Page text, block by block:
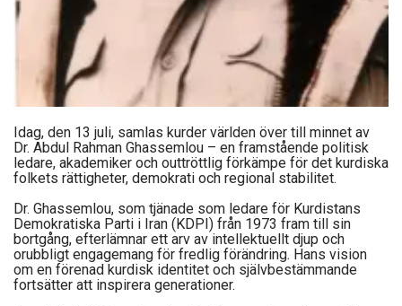
Idag, den 13 juli, samlas kurder världen över till minnet av
Dr. Abdul Rahman Ghassemlou – en framstående politisk
ledare, akademiker och outtröttlig förkämpe för det kurdiska
folkets rättigheter, demokrati och regional stabilitet.
Dr. Ghassemlou, som tjänade som ledare för Kurdistans
Demokratiska Parti i Iran (KDPI) från 1973 fram till sin
bortgång, efterlämnar ett arv av intellektuellt djup och
orubbligt engagemang för fredlig förändring. Hans vision
om en förenad kurdisk identitet och självbestämmande
fortsätter att inspirera generationer.